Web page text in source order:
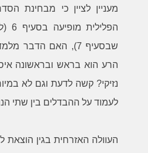
מעניין לציין כי מבחינת
שבסעיף 7), האם הדבר
הרע הוא בראש ובראשונה
נזיקי? קשה לדעת וגם לא
לעמוד על ההבדלים בין שתי
העוולה האזרחית בגין הוצאת